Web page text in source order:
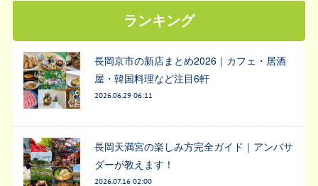
ランキング
長岡京市の新店まとめ2026｜カフェ・居酒
屋・韓国料理など注目6軒
2026.06.29 06:11
長岡天満宮の楽しみ方完全ガイド｜アンバサ
ダーが教えます！
2026.07.16 02:00